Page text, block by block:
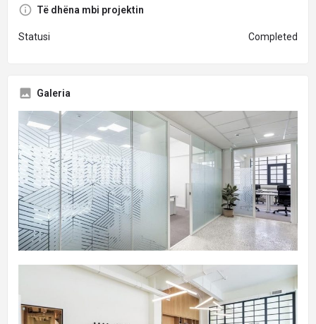
Të dhëna mbi projektin
Statusi Completed
Galeria